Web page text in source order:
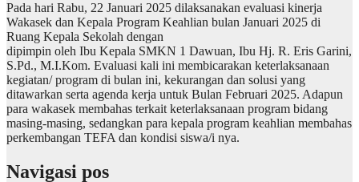
Pada hari Rabu, 22 Januari 2025 dilaksanakan evaluasi kinerja
Wakasek dan Kepala Program Keahlian bulan Januari 2025 di
Ruang Kepala Sekolah dengan
dipimpin oleh Ibu Kepala SMKN 1 Dawuan, Ibu Hj. R. Eris Garini,
S.Pd., M.I.Kom. Evaluasi kali ini membicarakan keterlaksanaan
kegiatan/ program di bulan ini, kekurangan dan solusi yang
ditawarkan serta agenda kerja untuk Bulan Februari 2025. Adapun
para wakasek membahas terkait keterlaksanaan program bidang
masing-masing, sedangkan para kepala program keahlian membahas
perkembangan TEFA dan kondisi siswa/i nya.
Navigasi pos